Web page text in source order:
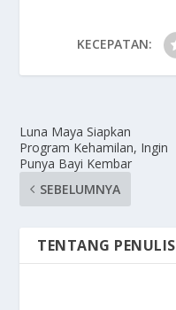
KECEPATAN:
Luna Maya Siapkan
Program Kehamilan, Ingin
Punya Bayi Kembar
SEBELUMNYA
TENTANG PENULIS